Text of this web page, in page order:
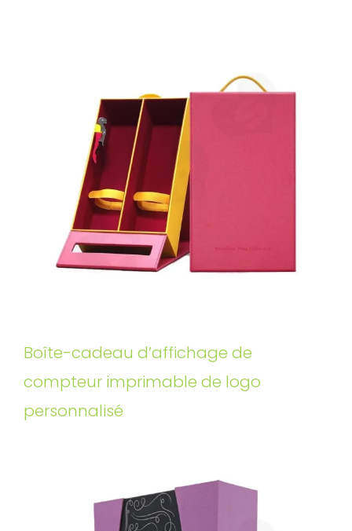
Boîte-cadeau d’affichage de
compteur imprimable de logo
personnalisé